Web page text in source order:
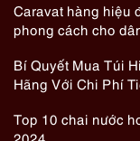
Caravat hàng hiệu
phong cách cho
Bí Quyết Mua Túi
Hãng Với Chi Phí
Top 10 chai nước